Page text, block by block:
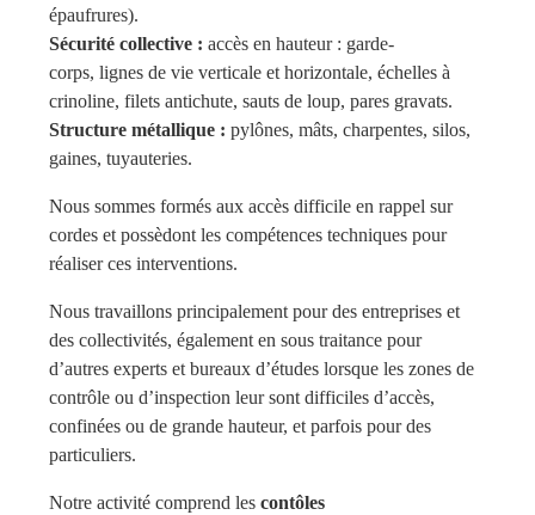
épaufrures).
Sécurité collective : accès en hauteur : garde-
corps, lignes de vie verticale et horizontale, échelles à
crinoline, filets antichute, sauts de loup, pares gravats.
Structure métallique : pylônes, mâts, charpentes, silos,
gaines, tuyauteries.
Nous sommes formés aux accès difficile en rappel sur
cordes et possèdont les compétences techniques pour
réaliser ces interventions.
Nous travaillons principalement pour des entreprises et
des collectivités, également en sous traitance pour
d’autres experts et bureaux d’études lorsque les zones de
contrôle ou d’inspection leur sont difficiles d’accès,
confinées ou de grande hauteur, et parfois pour des
particuliers.
Notre activité comprend lescontôles